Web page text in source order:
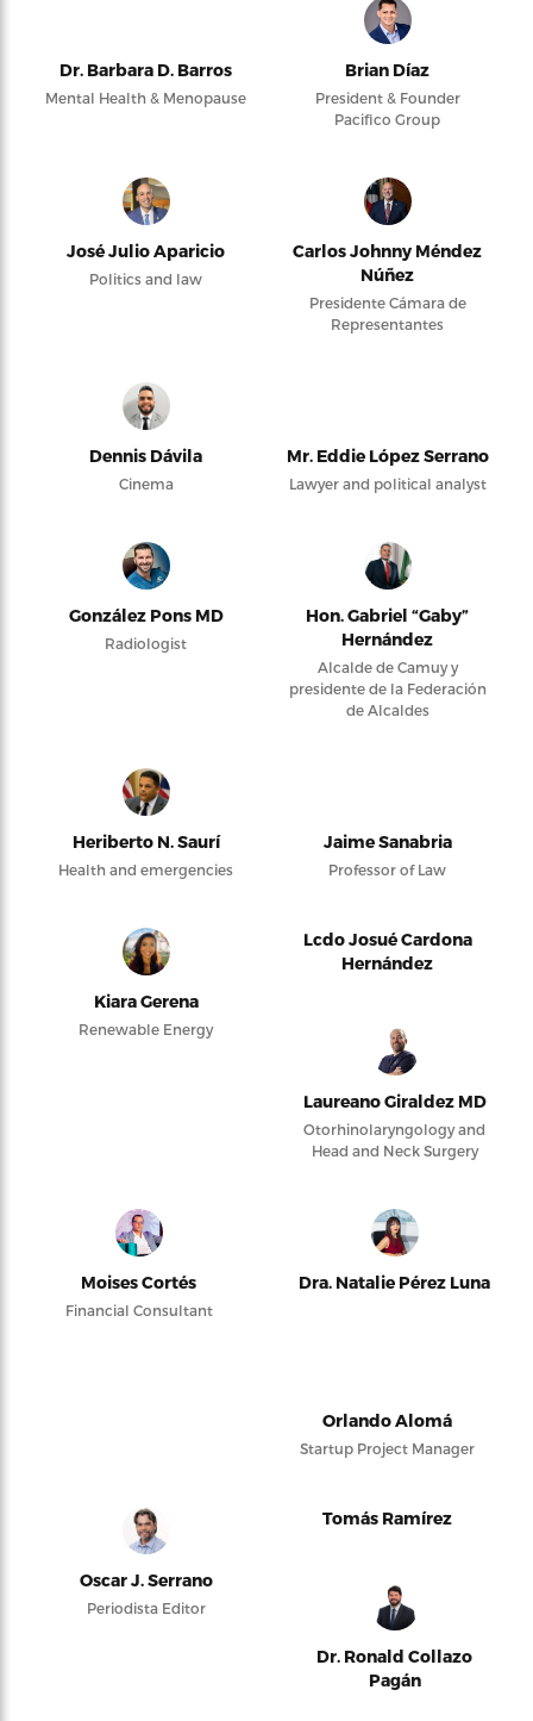
Dr. Barbara D. Barros
Mental Health & Menopause
Brian Díaz
President & Founder
Pacifico Group
José Julio Aparicio
Politics and law
Carlos Johnny Méndez
Núñez
Presidente Cámara de
Representantes
Dennis Dávila
Cinema
Mr. Eddie López Serrano
Lawyer and political analyst
González Pons MD
Radiologist
Hon. Gabriel “Gaby”
Hernández
Alcalde de Camuy y
presidente de la Federación
de Alcaldes
Heriberto N. Saurí
Health and emergencies
Jaime Sanabria
Professor of Law
Kiara Gerena
Renewable Energy
Lcdo Josué Cardona
Hernández
Laureano Giraldez MD
Otorhinolaryngology and
Head and Neck Surgery
Moises Cortés
Financial Consultant
Dra. Natalie Pérez Luna
Orlando Alomá
Startup Project Manager
Oscar J. Serrano
Periodista Editor
Tomás Ramírez
Dr. Ronald Collazo
Pagán